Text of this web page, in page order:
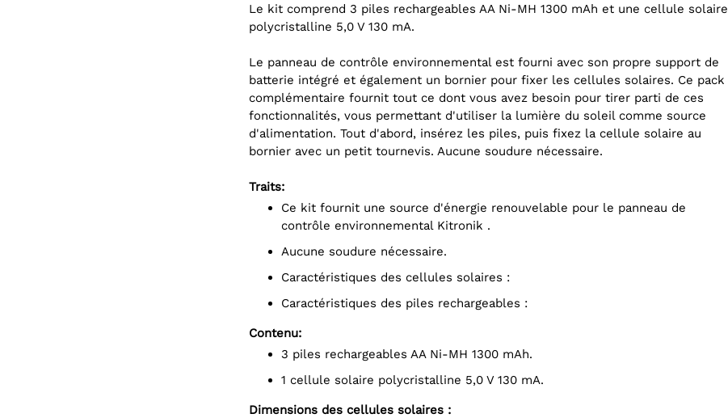
Le kit comprend 3 piles rechargeables AA Ni-MH 1300 mAh et une cellule solaire
polycristalline 5,0 V 130 mA.
Le panneau de contrôle environnemental est fourni avec son propre support de
batterie intégré et également un bornier pour fixer les cellules solaires. Ce pack
complémentaire fournit tout ce dont vous avez besoin pour tirer parti de ces
fonctionnalités, vous permettant d'utiliser la lumière du soleil comme source
d'alimentation. Tout d'abord, insérez les piles, puis fixez la cellule solaire au
bornier avec un petit tournevis. Aucune soudure nécessaire.
Traits:
Ce kit fournit une source d'énergie renouvelable pour le panneau de
contrôle environnemental Kitronik .
Aucune soudure nécessaire.
Caractéristiques des cellules solaires :
Caractéristiques des piles rechargeables :
Contenu:
3 piles rechargeables AA Ni-MH 1300 mAh.
1 cellule solaire polycristalline 5,0 V 130 mA.
Dimensions des cellules solaires :